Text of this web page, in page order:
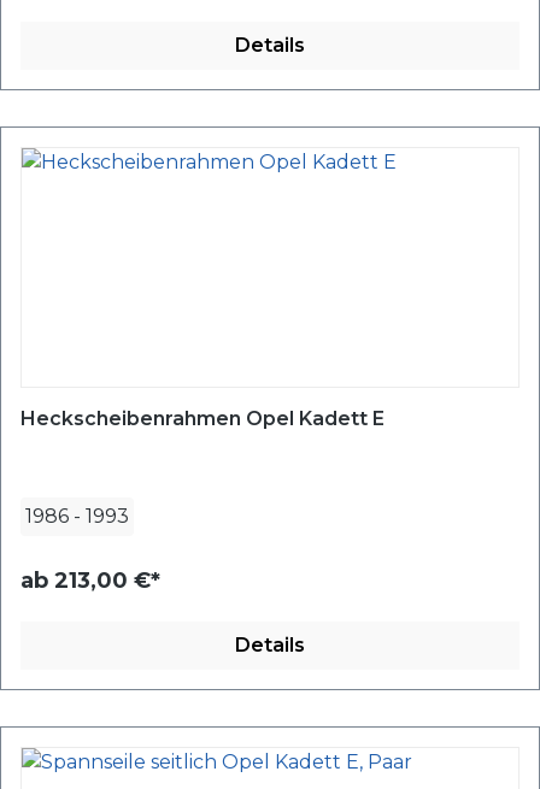
Details
Heckscheibenrahmen Opel Kadett E
1986 - 1993
ab 213,00 €*
Details